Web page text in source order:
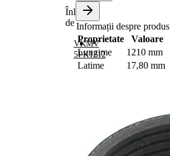
Înlocuit
de
VKMV
5PK1212
Informații despre produs
Proprietate
Valoare
Lungime
1210 mm
Latime
17,80 mm
Nu sunt
disponibile
substante
SVHC